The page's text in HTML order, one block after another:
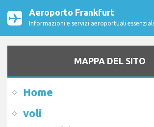
Aeroporto Frankfurt
Informazioni e servizi aeroportuali essenziali
MAPPA DEL SITO
Home
voli